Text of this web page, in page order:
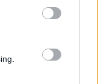
2014.